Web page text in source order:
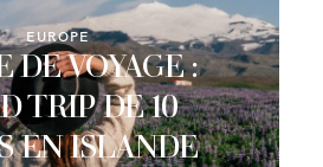
EUROPE
DE VOYAGE :
TRIP DE 10
EN ISLANDE